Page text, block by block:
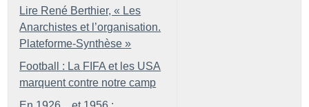
Lire René Berthier, « Les
Anarchistes et l’organisation.
Plateforme-Synthèse »
Football : La FIFA et les USA
marquent contre notre camp